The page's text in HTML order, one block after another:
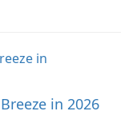
in 2026